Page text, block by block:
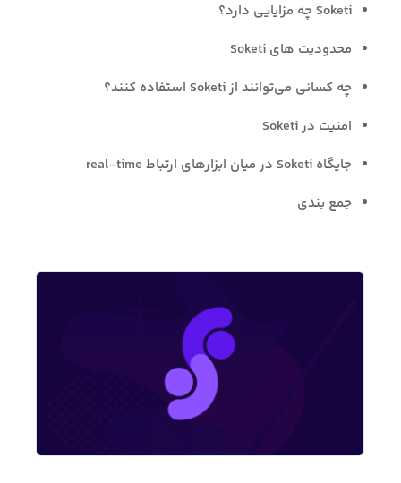
Soketi چه مزایایی دارد؟
محدودیت های Soketi
چه کسانی می‌توانند از Soketi استفاده کنند؟
امنیت در Soketi
جایگاه Soketi در میان ابزارهای ارتباط real-time
جمع بندی